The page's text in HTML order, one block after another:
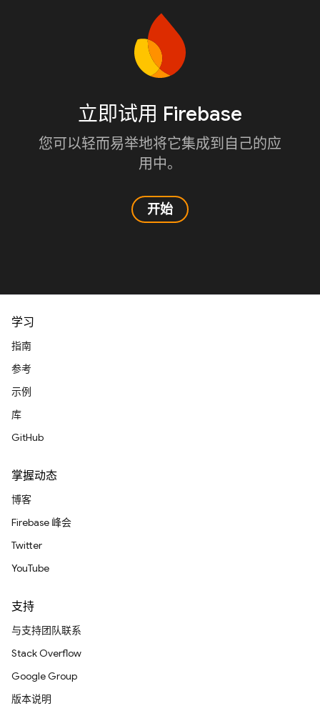
立即试用 Firebase
您可以轻而易举地将它集成到自己的应
用中。
开始
学习
指南
参考
示例
库
GitHub
掌握动态
博客
Firebase 峰会
Twitter
YouTube
支持
与支持团队联系
Stack Overflow
Google Group
版本说明